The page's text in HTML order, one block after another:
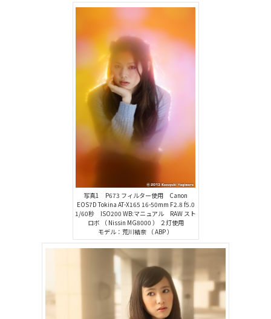
写真1 P673 フィルター使用 Canon
EOS7D Tokina AT-X165 16-50mm F2.8 f5.0
1/60秒 ISO200 WB:マニュアル RAW スト
ロボ （ Nissin MG8000 ） ２灯使用
モデル：荒川結奈 （ ABP ）